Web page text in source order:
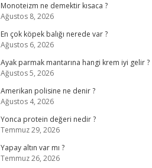
Monoteizm ne demektir kısaca ?
Ağustos 8, 2026
En çok köpek balığı nerede var ?
Ağustos 6, 2026
Ayak parmak mantarına hangi krem iyi gelir ?
Ağustos 5, 2026
Amerikan polisine ne denir ?
Ağustos 4, 2026
Yonca protein değeri nedir ?
Temmuz 29, 2026
Yapay altın var mı ?
Temmuz 26, 2026